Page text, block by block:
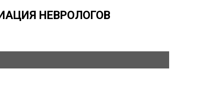
НЕВРОЛОГОВ